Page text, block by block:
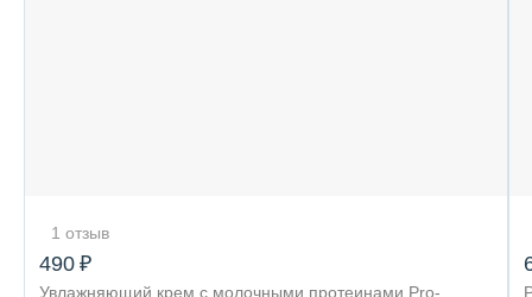
1 отзыв
490 ₽
Увлажняющий крем с молочными протеинами Pro-